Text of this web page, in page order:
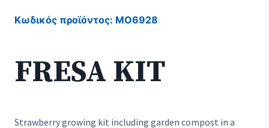
Κωδικός προϊόντος: MO6928
FRESA KIT
Strawberry growing kit including garden compost in a